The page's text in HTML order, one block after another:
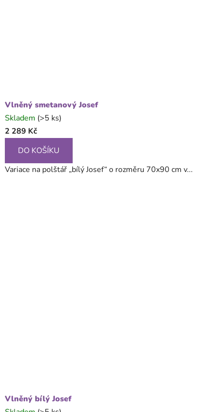
Vlněný smetanový Josef
Skladem (>5 ks)
2 289 Kč
DO KOŠÍKU
Variace na polštář „bílý Josef“ o rozměru 70x90 cm v...
Vlněný bílý Josef